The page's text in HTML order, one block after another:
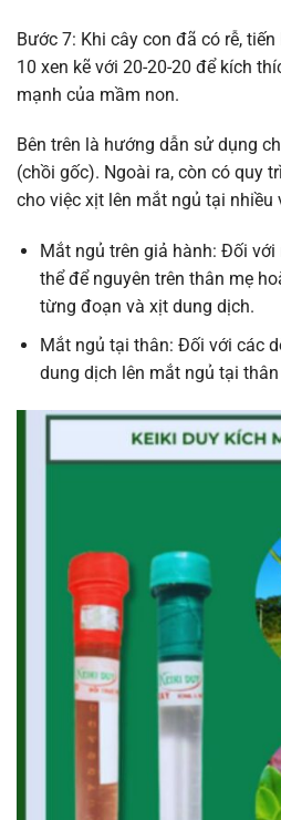
Bước 7: Khi cây con đã có rễ,
10 xen kẽ với 20-20-20 để kích
mạnh của mầm non.
Bên trên là hướng dẫn sử dụng
(chồi gốc). Ngoài ra, còn có quy
cho việc xịt lên mắt ngủ tại nhiều
Mắt ngủ trên giả hành: Đối
thể để nguyên trên thân mẹ
từng đoạn và xịt dung dịch.
Mắt ngủ tại thân: Đối với các
dung dịch lên mắt ngủ tại thân